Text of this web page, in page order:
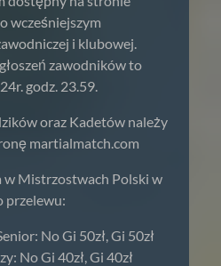
wcześniejszym
i klubowej.
zawodników to
godz. 23.59.
oraz Kadetów należy
martialmatch.com
w Mistrzostwach Polski w
przelewu:
No Gi 50zł, Gi 50zł
No Gi 40zł, Gi 40zł